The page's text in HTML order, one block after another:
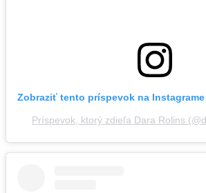
Zobraziť tento príspevok na Instagrame
Príspevok, ktorý zdieľa Dara Rolins